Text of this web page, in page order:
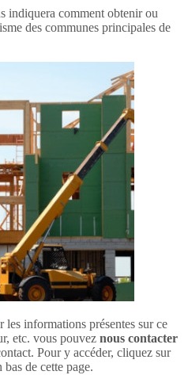
indiquera comment obtenir ou
des communes principales de
les informations présentes sur ce
etc. vous pouvez nous contacter
Pour y accéder, cliquez sur
de cette page.